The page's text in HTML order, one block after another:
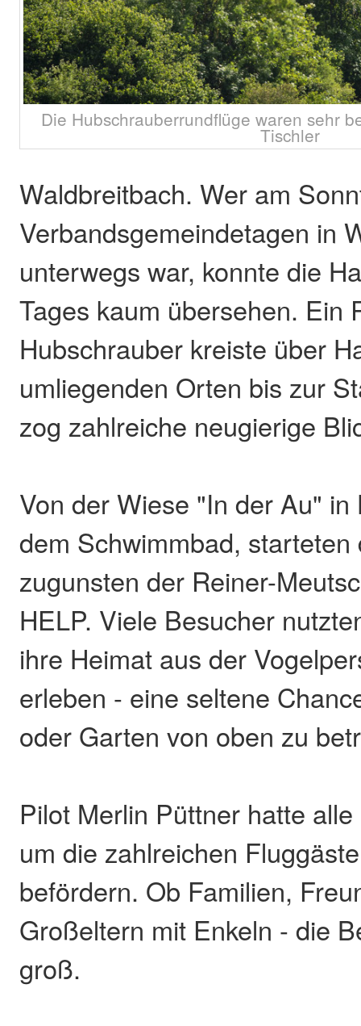
Die Hubschrauberrundflüge waren sehr
Tischler
Waldbreitbach. Wer am
Verbandsgemeindetagen in
unterwegs war, konnte die
Tages kaum übersehen. Ein
Hubschrauber kreiste über
umliegenden Orten bis zur
zog zahlreiche neugierige
Von der Wiese "In der Au" in
dem Schwimmbad, starteten
zugunsten der Reiner-
HELP. Viele Besucher
ihre Heimat aus der
erleben - eine seltene
oder Garten von oben zu
Pilot Merlin Püttner hatte
um die zahlreichen
befördern. Ob Familien,
Großeltern mit Enkeln - die
groß.